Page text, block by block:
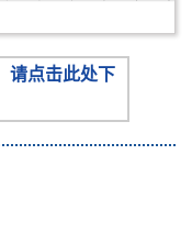
请点击此处下